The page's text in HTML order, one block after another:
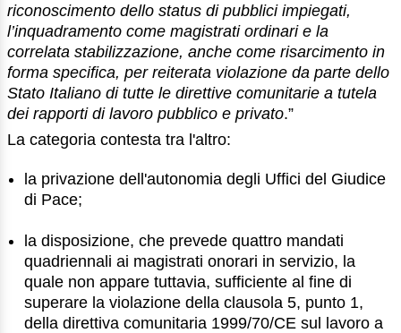
riconoscimento dello status di pubblici impiegati,
l’inquadramento come magistrati ordinari e la
correlata stabilizzazione, anche come risarcimento in
forma specifica, per reiterata violazione da parte dello
Stato Italiano di tutte le direttive comunitarie a tutela
dei rapporti di lavoro pubblico e privato.”
La categoria contesta tra l'altro:
la privazione dell'autonomia degli Uffici del Giudice
di Pace;
la disposizione, che prevede quattro mandati
quadriennali ai magistrati onorari in servizio, la
quale non appare tuttavia, sufficiente al fine di
superare la violazione della clausola 5, punto 1,
della direttiva comunitaria 1999/70/CE sul lavoro a